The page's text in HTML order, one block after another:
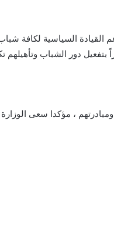
السياسية لكافة
دور الشباب وتأهيلهم
، مؤكدا سعى الوزارة